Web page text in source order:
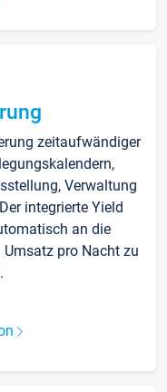
zeitaufwändiger
Verwaltung
integrierte Yield
an die
pro Nacht zu